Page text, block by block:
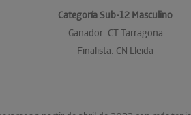
Categoría Sub-12 Masculino
Ganador: CT Tarragona
Finalista: CN Lleida